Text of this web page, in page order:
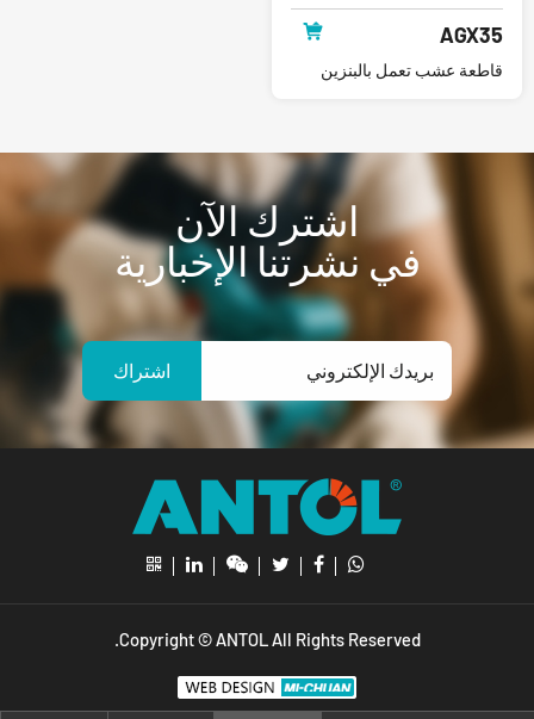
AGX35
قاطعة عشب تعمل بالبنزين
اشترك الآن
في نشرتنا الإخبارية
اشتراك
Copyright © ANTOL All Rights Reserved.